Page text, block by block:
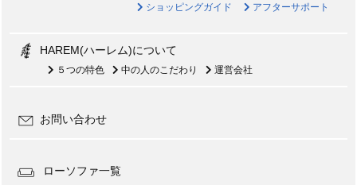
ショッピングガイド
アフターサポート
HAREM(ハーレム)について
５つの特色 中の人のこだわり 運営会社
お問い合わせ
ローソファ一覧